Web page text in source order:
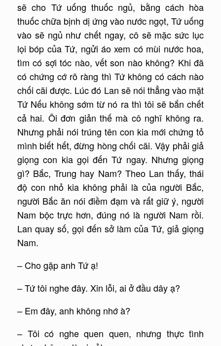
sẽ cho Tứ uống thuốc ngủ, bằng cách hòa
thuốc chữa bịnh dị ứng vào nước ngọt, Tứ uống
vào sẽ ngủ như chết ngay, cô sẽ mặc sức lục
lọi bóp của Tứ, ngửi áo xem có mùi nước hoa,
tìm có sợi tóc nào, vết son nào không? Khi đã
có chứng cớ rõ ràng thì Tứ không có cách nào
chối cãi được. Lúc đó Lan sẽ nói thẳng vào mặt
Tứ Nếu không sớm từ nó ra thì tôi sẽ bắn chết
cả hai. Ôi đơn giản thế mà cô nghĩ không ra.
Nhưng phải nói trúng tên con kia mới chứng tỏ
mình biết hết, đừng hòng chối cãi. Vậy phải giả
giọng con kia gọi đến Tứ ngay. Nhưng giọng
gì? Bắc, Trung hay Nam? Theo Lan thấy, thái
độ con nhỏ kia không phải là của người Bắc,
người Bắc ăn nói điềm đạm và rất giữ ý, người
Nam bộc trực hơn, đúng nó là người Nam rồi.
Lan quay số, gọi đến sở làm của Tứ, giả giọng
Nam.
– Cho gặp anh Tứ ạ!
– Tứ tôi nghe đây. Xin lỗi, ai ở đầu dây ạ?
– Em đây, anh không nhớ à?
– Tôi có nghe quen quen, nhưng thực tình